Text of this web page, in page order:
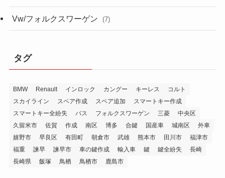
Vw/フォルクスワーゲン (7)
タグ
BMW Renault インロック カングー キーレス
コルト
スカイライン
スペア作成 スペア追加
スマートキー作成
スマートキー全紛失
バス フォルクスワーゲン 三菱
中央区
久留米市
佐賀 作成 南区 博多 合鍵 国産車 城南区
外車
嬉野市
早良区 有田町 朝倉市 武雄 熊本市 田川市
福津市
福重
諫早 諫早市 車の鍵作成 輸入車 鍵 鍵全紛失
長崎
長崎県
飯塚 鳥栖 鳥栖市 鹿島市